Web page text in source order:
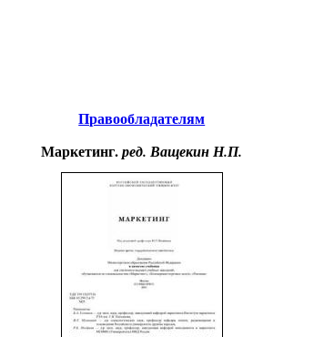
Правообладателям
Маркетинг.ред. Ващекин Н.П.